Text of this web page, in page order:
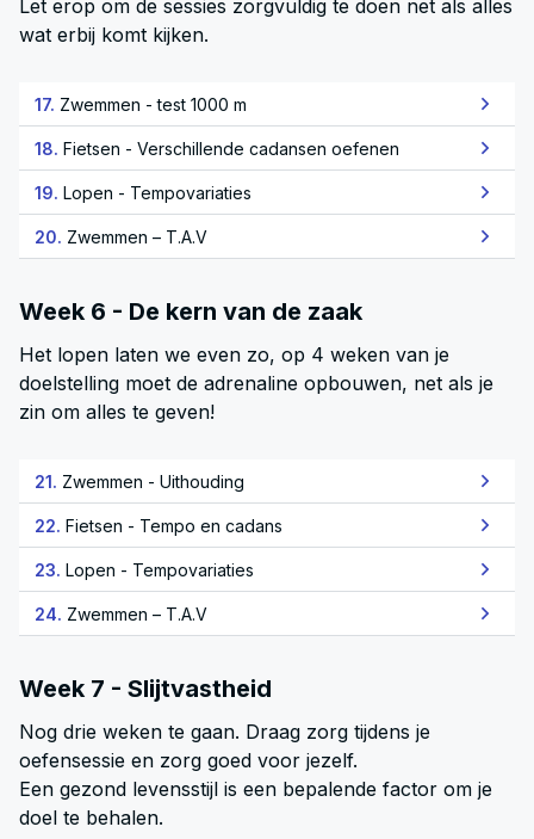
Let erop om de sessies zorgvuldig te doen net als alles
wat erbij komt kijken.
17. Zwemmen - test 1000 m
18. Fietsen - Verschillende cadansen oefenen
19. Lopen - Tempovariaties
20. Zwemmen – T.A.V
Week 6 - De kern van de zaak
Het lopen laten we even zo, op 4 weken van je
doelstelling moet de adrenaline opbouwen, net als je
zin om alles te geven!
21. Zwemmen - Uithouding
22. Fietsen - Tempo en cadans
23. Lopen - Tempovariaties
24. Zwemmen – T.A.V
Week 7 - Slijtvastheid
Nog drie weken te gaan. Draag zorg tijdens je
oefensessie en zorg goed voor jezelf.
Een gezond levensstijl is een bepalende factor om je
doel te behalen.